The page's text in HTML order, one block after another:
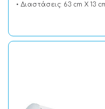
• Διαστάσεις: 63 cm X 13